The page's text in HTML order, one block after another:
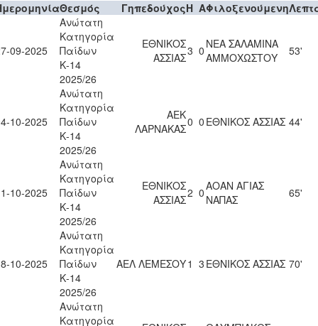
Θεσμός ΓηπεδούχοςH AΦιλοξενούμενη
09-2025
Ανώτατη
Κατηγορία
Παίδων
Κ-14
2025/26
ΕΘΝΙΚΟΣ
ΑΣΣΙΑΣ3 0 ΝΕΑ ΣΑΛΑΜΙΝΑ
ΑΜΜΟΧΩΣΤΟΥ
53'
10-2025
Ανώτατη
Κατηγορία
Παίδων
Κ-14
2025/26
ΑΕΚ
ΛΑΡΝΑΚΑΣ0 0 ΕΘΝΙΚΟΣ ΑΣΣΙΑΣ 44'
10-2025
Ανώτατη
Κατηγορία
Παίδων
Κ-14
2025/26
ΕΘΝΙΚΟΣ
ΑΣΣΙΑΣ2 0ΑΟΑΝ ΑΓΙΑΣ
ΝΑΠΑΣ
65'
10-2025
Ανώτατη
Κατηγορία
Παίδων
Κ-14
2025/26
ΑΕΛ ΛΕΜΕΣΟΥ1 3 ΕΘΝΙΚΟΣ ΑΣΣΙΑΣ 70'
Ανώτατη
Κατηγορία